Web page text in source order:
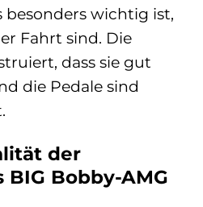
besonders wichtig ist,
Fahrt sind. Die
dass sie gut
die Pedale sind
der
Bobby-AMG